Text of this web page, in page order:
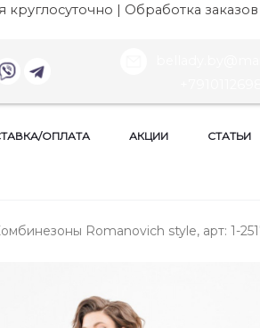
круглосуточно | Обработка
ОПЛАТА АКЦИИ СТАТЬИ
Romanovich style, арт: 1-